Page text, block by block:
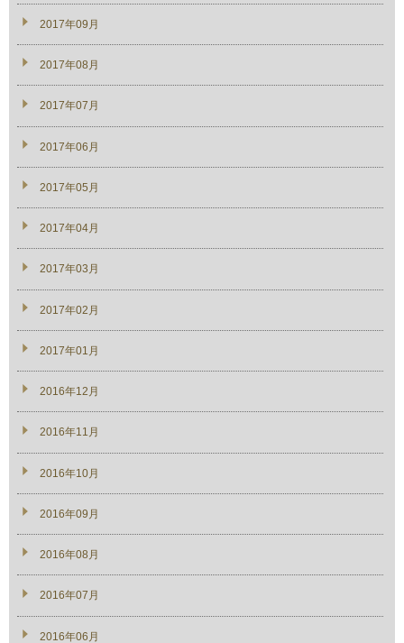
2017年09月
2017年08月
2017年07月
2017年06月
2017年05月
2017年04月
2017年03月
2017年02月
2017年01月
2016年12月
2016年11月
2016年10月
2016年09月
2016年08月
2016年07月
2016年06月